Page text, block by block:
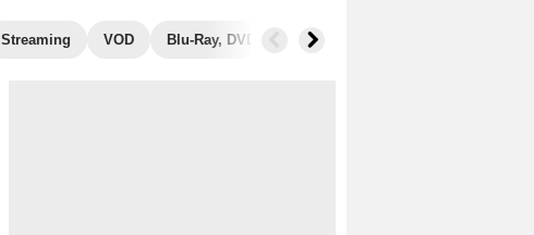
Streaming VOD Blu-Ray, DVD Photos